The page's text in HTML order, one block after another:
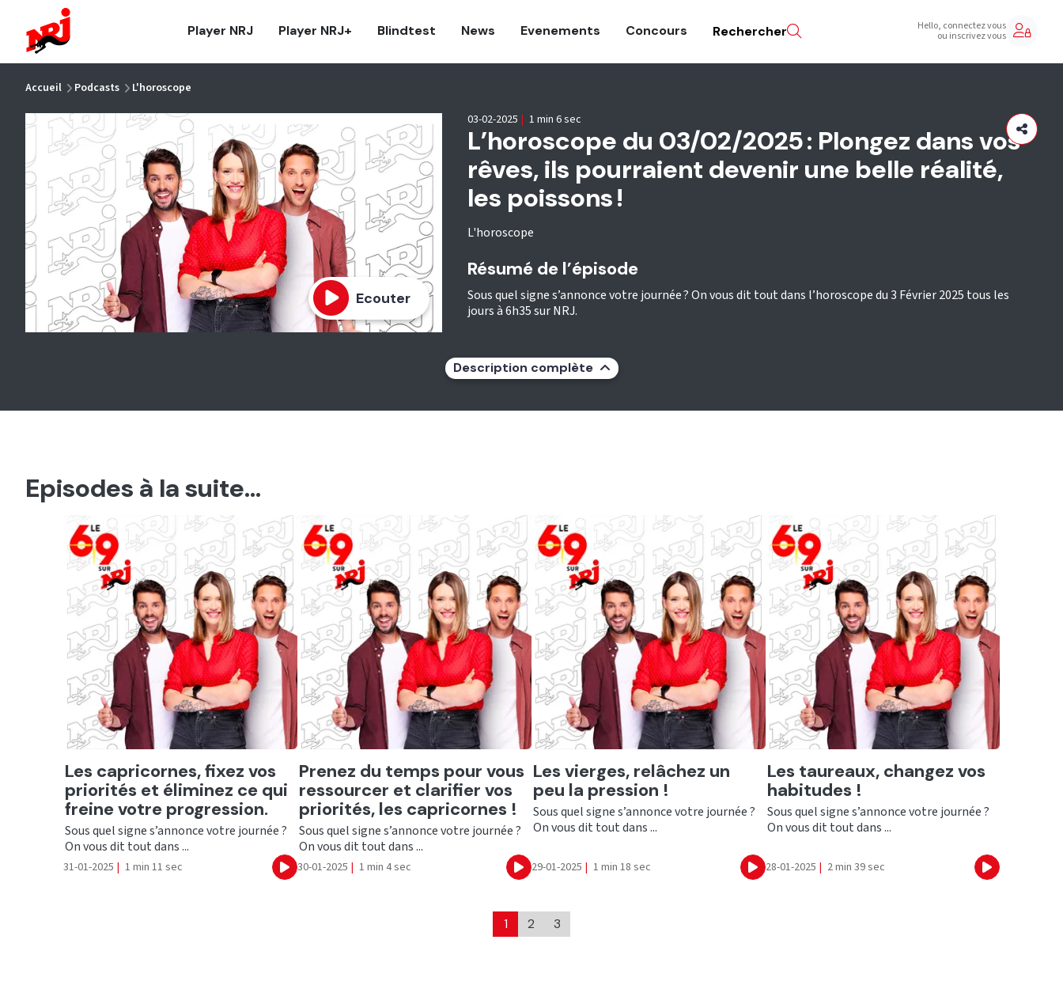
Player NRJ Player NRJ+ Blindtest News Evenements Concours Rechercher Hello, connectez vous
ou inscrivez vous
Accueil Podcasts L'horoscope
Ecouter
L’horoscope du 03/02/2025 : Plongez dans vos
rêves, ils pourraient devenir une belle réalité,
les poissons !
L'horoscope
03-02-2025 | 1 min 6 sec
Résumé de l’épisode
Sous quel signe s’annonce votre journée ? On vous dit tout dans l’horoscope du 3 Février 2025 tous les
jours à 6h35 sur NRJ.
Description complète
Episodes à la suite...
Ecouter
Les capricornes, fixez vos
priorités et éliminez ce qui
freine votre progression.
Sous quel signe s’annonce votre journée ?
On vous dit tout dans ...
31-01-2025 | 1 min 11 sec Ecouter
Ecouter
Prenez du temps pour vous
ressourcer et clarifier vos
priorités, les capricornes !
Sous quel signe s’annonce votre journée ?
On vous dit tout dans ...
30-01-2025 | 1 min 4 sec Ecouter
Ecouter
Les vierges, relâchez un
peu la pression !
Sous quel signe s’annonce votre journée ?
On vous dit tout dans ...
29-01-2025 | 1 min 18 sec Ecouter
Ecouter
Les taureaux, changez vos
habitudes !
Sous quel signe s’annonce votre journée ?
On vous dit tout dans ...
28-01-2025 | 2 min 39 sec Ecouter
1 2 3